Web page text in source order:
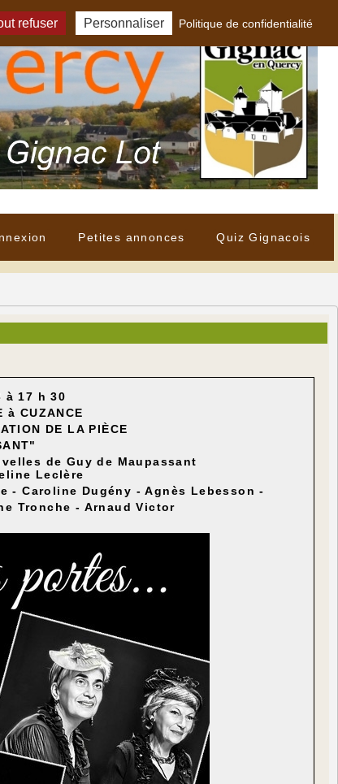
Petites annonces Quiz Gignacois
à 17 h 30
à CUZANCE
DE LA PIÈCE
de Guy de Maupassant
Leclère
- Caroline Dugény - Agnès Lebesson -
Tronche - Arnaud Victor
refuser Personnaliser Politique de confidentialité